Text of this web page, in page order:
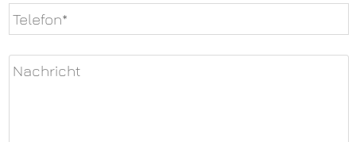
lasse
dieses
Feld
leer.